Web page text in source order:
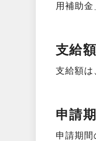
用補助金
支給額
支給額は
申請
申請期